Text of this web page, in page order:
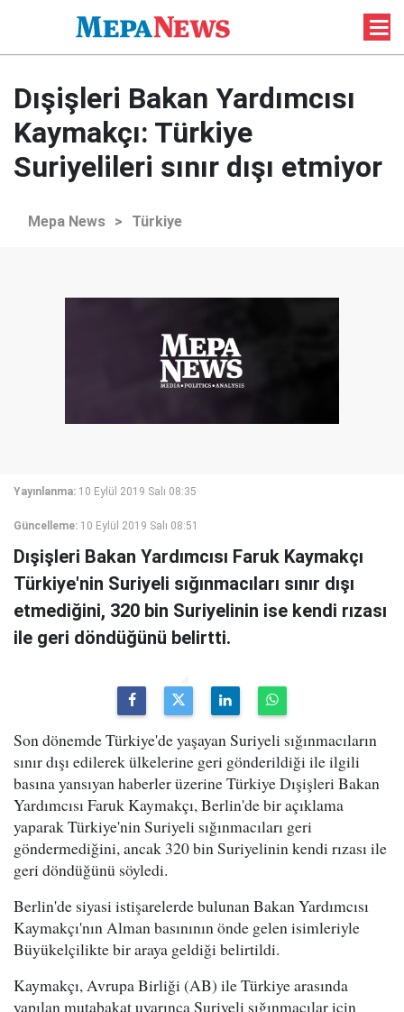
Dışişleri Bakan Yardımcısı
Kaymakçı: Türkiye
Suriyelileri sınır dışı etmiyor
Mepa News > Türkiye
Yayınlanma: 10 Eylül 2019 Salı 08:35
Güncelleme: 10 Eylül 2019 Salı 08:51
Dışişleri Bakan Yardımcısı Faruk Kaymakçı
Türkiye'nin Suriyeli sığınmacıları sınır dışı
etmediğini, 320 bin Suriyelinin ise kendi rızası
ile geri döndüğünü belirtti.
Son dönemde Türkiye'de yaşayan Suriyeli sığınmacıların
sınır dışı edilerek ülkelerine geri gönderildiği ile ilgili
basına yansıyan haberler üzerine Türkiye Dışişleri Bakan
Yardımcısı Faruk Kaymakçı, Berlin'de bir açıklama
yaparak Türkiye'nin Suriyeli sığınmacıları geri
göndermediğini, ancak 320 bin Suriyelinin kendi rızası ile
geri döndüğünü söyledi.
Berlin'de siyasi istişarelerde bulunan Bakan Yardımcısı
Kaymakçı'nın Alman basınının önde gelen isimleriyle
Büyükelçilikte bir araya geldiği belirtildi.
Kaymakçı, Avrupa Birliği (AB) ile Türkiye arasında
yapılan mutabakat uyarınca Suriyeli sığınmacılar için